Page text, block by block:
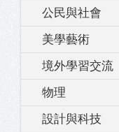
公民與社會
美學藝術
境外學習交流
物理
設計與科技